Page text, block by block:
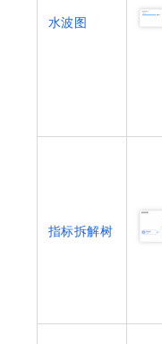
水波图
指标拆解树